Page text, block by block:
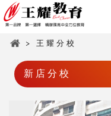
> 王耀分校
新店分校